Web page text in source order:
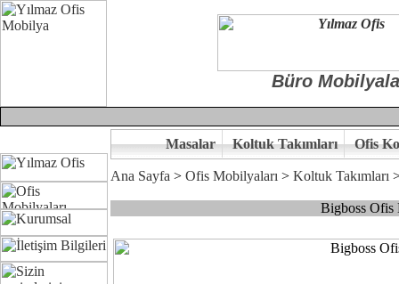
Büro
Masalar Koltuk Takımları Ofis
Ana Sayfa > Ofis Mobilyaları > Koltuk Takımları
Bigboss Ofis